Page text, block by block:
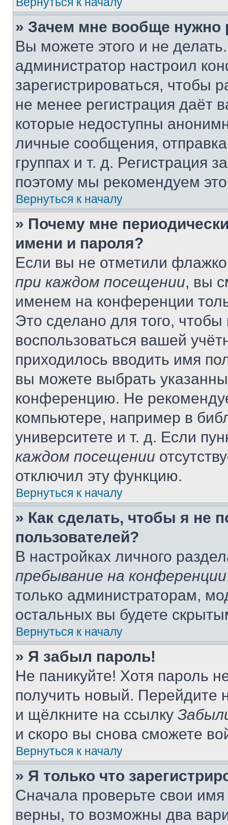
» Зачем мне вообще нужно
Вы можете этого и не
администратор настроил
зарегистрироваться, чтобы
не менее регистрация даёт
которые недоступны
личные сообщения,
группах и т. д. Регистрация
поэтому мы рекомендуем
Вернуться к началу
» Почему мне
имени и пароля?
Если вы не отметили
при каждом посещении, вы
именем на конференции
Это сделано для того, чтобы
воспользоваться вашей
приходилось вводить имя
вы можете выбрать
конференцию. Не
компьютере, например в
университете и т. д. Если
каждом посещении
отключил эту функцию.
Вернуться к началу
» Как сделать, чтобы я не
пользователей?
В настройках личного
пребывание на конференции
только администраторам,
остальных вы будете
Вернуться к началу
» Я забыл пароль!
Не паникуйте! Хотя пароль
получить новый. Перейдите
и щёлкните на ссылку
и скоро вы снова сможете
Вернуться к началу
» Я только что
Сначала проверьте свои
верны, то возможны два